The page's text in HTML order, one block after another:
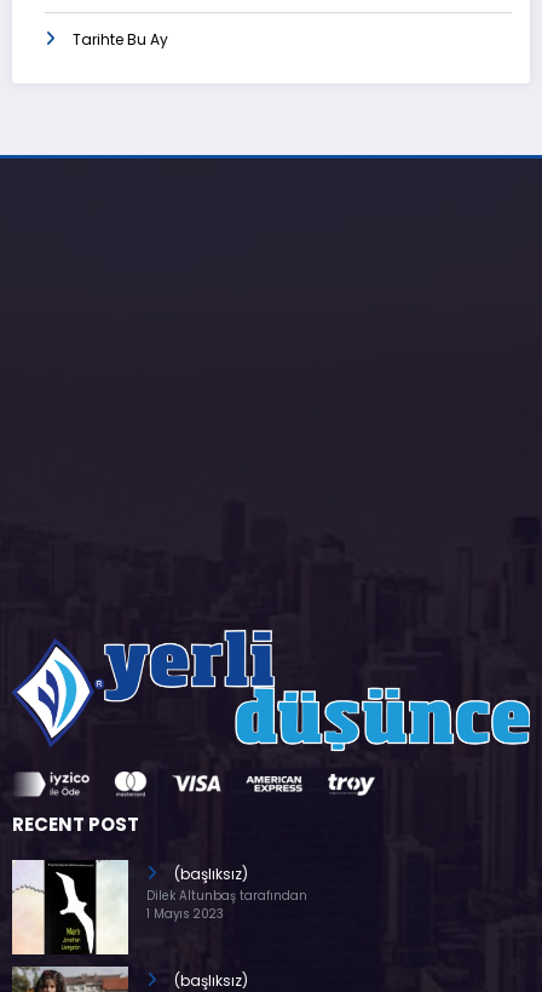
Tarihte Bu Ay
RECENT POST
(başlıksız)
Dilek Altunbaş tarafından
1 Mayıs 2023
(başlıksız)